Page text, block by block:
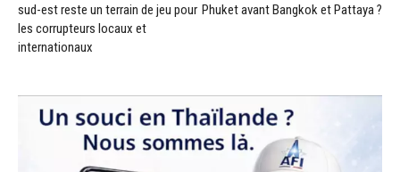
sud-est reste un terrain de jeu pour
les corrupteurs locaux et
internationaux
Phuket avant Bangkok et Pattaya ?